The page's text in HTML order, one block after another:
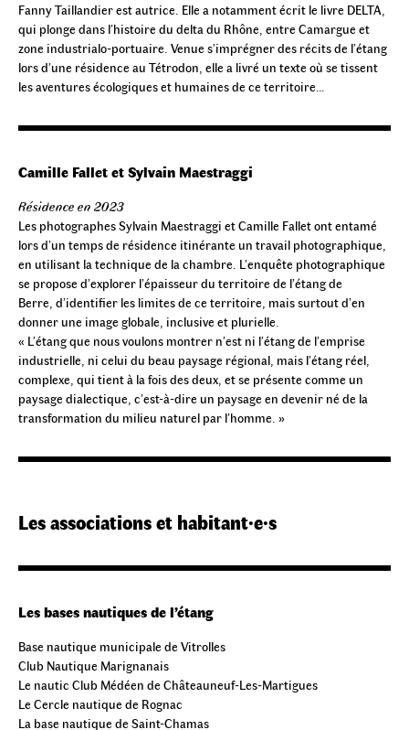
Fanny Taillandier est autrice. Elle a notamment écrit le livre DELTA,
qui plonge dans l’histoire du delta du Rhône, entre Camargue et
zone industrialo-portuaire. Venue s’imprégner des récits de l’étang
lors d’une résidence au Tétrodon, elle a livré un texte où se tissent
les aventures écologiques et humaines de ce territoire…
Camille Fallet et Sylvain Maestraggi
Résidence en 2023
Les photographes Sylvain Maestraggi et Camille Fallet ont entamé
lors d’un temps de résidence itinérante un travail photographique,
en utilisant la technique de la chambre. L’enquête photographique
se propose d’explorer l’épaisseur du territoire de l’étang de
Berre, d’identifier les limites de ce territoire, mais surtout d’en
donner une image globale, inclusive et plurielle.
« L’étang que nous voulons montrer n’est ni l’étang de l’emprise
industrielle, ni celui du beau paysage régional, mais l’étang réel,
complexe, qui tient à la fois des deux, et se présente comme un
paysage dialectique, c’est-à-dire un paysage en devenir né de la
transformation du milieu naturel par l’homme. »
Les associations et habitant·e·s
Les bases nautiques de l’étang
Base nautique municipale de Vitrolles
Club Nautique Marignanais
Le nautic Club Médéen de Châteauneuf-Les-Martigues
Le Cercle nautique de Rognac
La base nautique de Saint-Chamas